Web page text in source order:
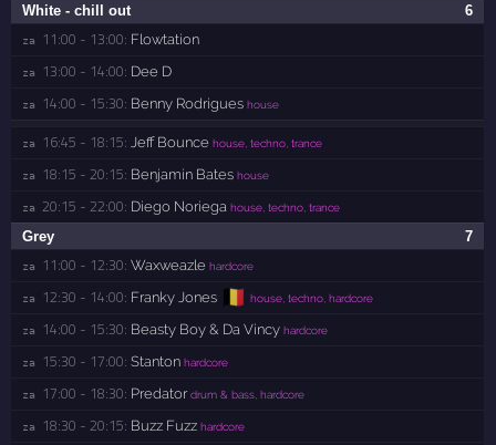
6
White - chill out
za 11:00 - 13:00: Flowtation
za 13:00 - 14:00: Dee D
za 14:00 - 15:30: Benny Rodrigues house
za 16:45 - 18:15: Jeff Bounce house, techno, trance
za 18:15 - 20:15: Benjamin Bates house
za 20:15 - 22:00: Diego Noriega house, techno, trance
7
Grey
za 11:00 - 12:30: Waxweazle hardcore
za 12:30 - 14:00: Franky Jones 🇧🇪 house, techno, hardcore
za 14:00 - 15:30: Beasty Boy & Da Vincy hardcore
za 15:30 - 17:00: Stanton hardcore
za 17:00 - 18:30: Predator drum & bass, hardcore
za 18:30 - 20:15: Buzz Fuzz hardcore